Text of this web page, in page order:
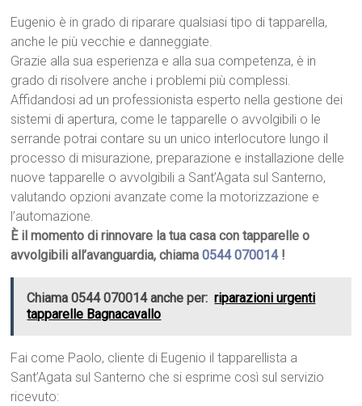
Eugenio è in grado di riparare qualsiasi tipo di tapparella,
anche le più vecchie e danneggiate.
Grazie alla sua esperienza e alla sua competenza, è in
grado di risolvere anche i problemi più complessi.
Affidandosi ad un professionista esperto nella gestione dei
sistemi di apertura, come le tapparelle o avvolgibili o le
serrande potrai contare su un unico interlocutore lungo il
processo di misurazione, preparazione e installazione delle
nuove tapparelle o avvolgibili a Sant’Agata sul Santerno,
valutando opzioni avanzate come la motorizzazione e
l’automazione.
È il momento di rinnovare la tua casa con tapparelle o
avvolgibili all’avanguardia, chiama0544 070014!
Chiama 0544 070014 anche per: riparazioni urgenti
tapparelle Bagnacavallo
Fai come Paolo, cliente di Eugenio il tapparellista a
Sant’Agata sul Santerno che si esprime così sul servizio
ricevuto: